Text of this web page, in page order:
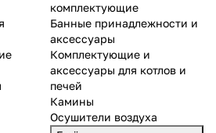
комплектующие
Банные принадлежности и
аксессуары
Комплектующие и
аксессуары для котлов и
печей
Камины
Осушители воздуха
75
% будут
с вашей карты
2 недели